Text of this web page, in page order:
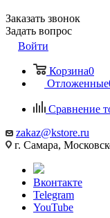
Заказать звонок
Задать вопрос
Войти
Корзина0
Отложенные
Сравнение
zakaz@kstore.ru
г. Самара,
Вконтакте
Telegram
YouTube